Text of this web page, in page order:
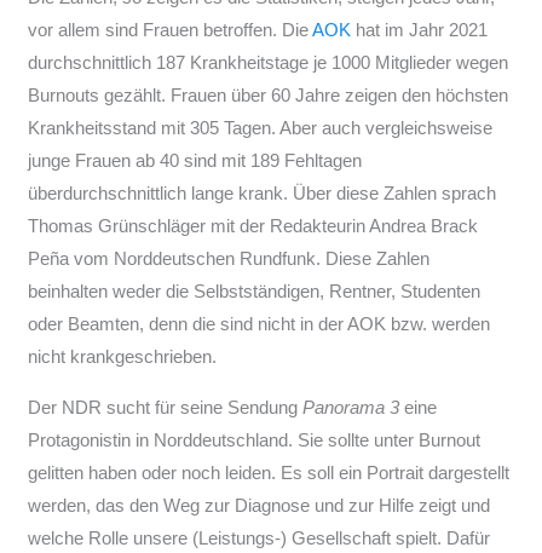
vor allem sind Frauen betroffen. DieAOK hat im Jahr 2021
durchschnittlich 187 Krankheitstage je 1000 Mitglieder wegen
Burnouts gezählt. Frauen über 60 Jahre zeigen den höchsten
Krankheitsstand mit 305 Tagen. Aber auch vergleichsweise
junge Frauen ab 40 sind mit 189 Fehltagen
überdurchschnittlich lange krank. Über diese Zahlen sprach
Thomas Grünschläger mit der Redakteurin Andrea Brack
Peña vom Norddeutschen Rundfunk. Diese Zahlen
beinhalten weder die Selbstständigen, Rentner, Studenten
oder Beamten, denn die sind nicht in der AOK bzw. werden
nicht krankgeschrieben.
Der NDR sucht für seine SendungPanorama 3 eine
Protagonistin in Norddeutschland. Sie sollte unter Burnout
gelitten haben oder noch leiden. Es soll ein Portrait dargestellt
werden, das den Weg zur Diagnose und zur Hilfe zeigt und
welche Rolle unsere (Leistungs-) Gesellschaft spielt. Dafür